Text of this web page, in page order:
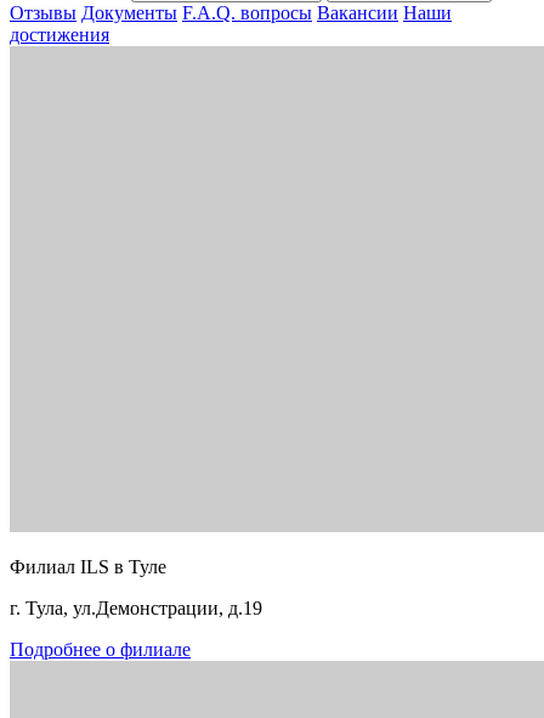
Отзывы Документы F.A.Q. вопросы Вакансии Наши
достижения
Филиал ILS в Туле
г. Тула, ул.Демонстрации, д.19
Подробнее о филиале